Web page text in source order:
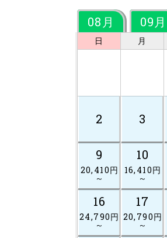
08月 09月
日 月
2 3
9
20,410円
～
10
16,410円
～
16
24,790円
～
17
20,790円
～